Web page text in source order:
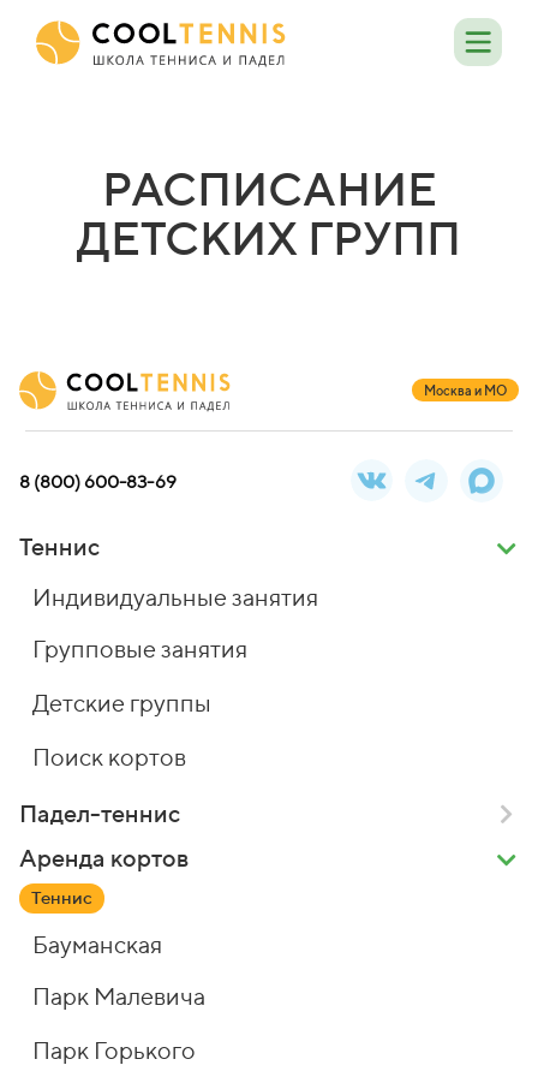
РАСПИСАНИЕ
ДЕТСКИХ ГРУПП
Москва и МО
8 (800) 600-83-69
Теннис
Индивидуальные занятия
Групповые занятия
Детские группы
Поиск кортов
Падел-теннис
Аренда кортов
Теннис
Бауманская
Парк Малевича
Парк Горького